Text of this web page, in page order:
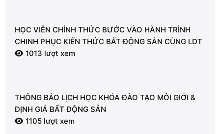
HỌC VIÊN CHÍNH THỨC BƯỚC VÀO HÀNH TRÌNH
CHINH PHỤC KIẾN THỨC BẤT ĐỘNG SẢN CÙNG LDT
1013 lượt xem
THÔNG BÁO LỊCH HỌC KHÓA ĐÀO TẠO MÔI GIỚI &
ĐỊNH GIÁ BẤT ĐỘNG SẢN
1105 lượt xem